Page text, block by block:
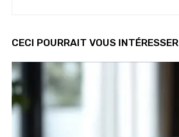
CECI POURRAIT VOUS INTÉRESSER